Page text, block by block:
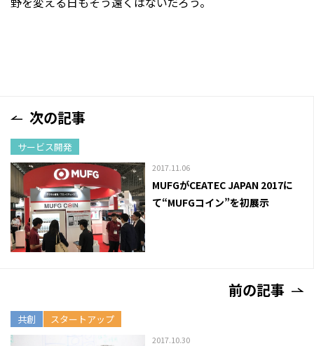
次の記事
サービス開発
2017.11.06
MUFGがCEATEC JAPAN 2017に
て“MUFGコイン”を初展示
前の記事
共創 スタートアップ
2017.10.30